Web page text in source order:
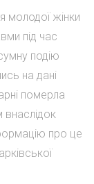
молодої жінки
під час
подію
на дані
померла
внаслідок
про це